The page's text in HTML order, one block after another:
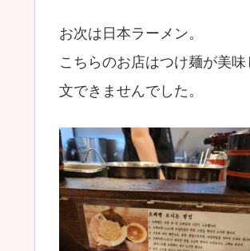
お次は日本ラーメン。
こちらのお店はつけ麺が美
文できませんでした。